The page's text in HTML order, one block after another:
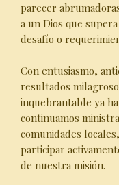
parecer
a un Dios que
desafío o
Con entusiasmo,
resultados
inquebrantable ya
continuamos
comunidades
participar
de nuestra misión.